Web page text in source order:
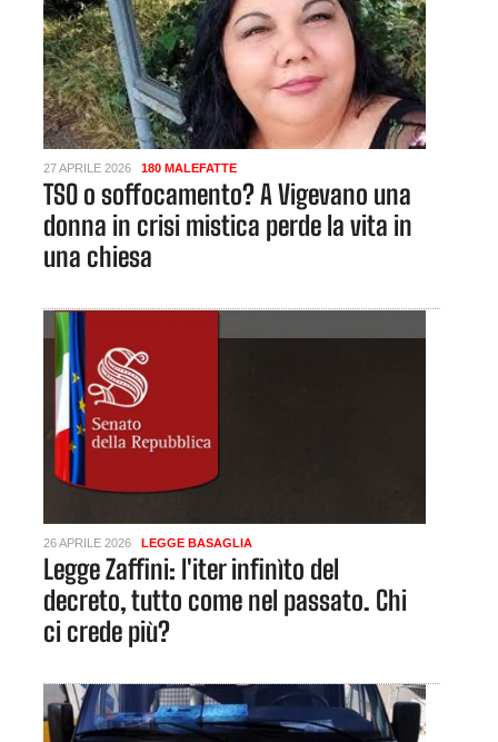
27 APRILE 2026 180 MALEFATTE
TSO o soffocamento? A Vigevano una
donna in crisi mistica perde la vita in
una chiesa
26 APRILE 2026 LEGGE BASAGLIA
Legge Zaffini: l'iter infinìto del
decreto, tutto come nel passato. Chi
ci crede più?